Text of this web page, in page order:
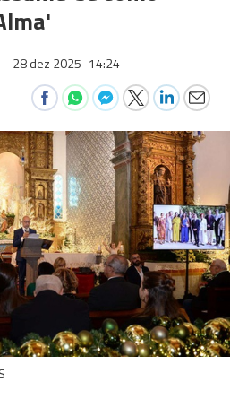
28 dez 2025 14:24